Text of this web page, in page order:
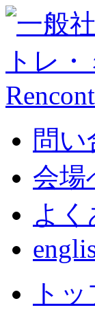
問い
会場
よく
ト